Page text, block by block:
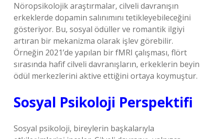
Nöropsikolojik araştırmalar, cilveli davranışın
erkeklerde dopamin salınımını tetikleyebileceğini
gösteriyor. Bu, sosyal ödüller ve romantik ilgiyi
artıran bir mekanizma olarak işlev görebilir.
Örneğin 2021’de yapılan bir fMRI çalışması, flört
sırasında hafif cilveli davranışların, erkeklerin beyin
ödül merkezlerini aktive ettiğini ortaya koymuştur.
Sosyal Psikoloji Perspektifi
Sosyal psikoloji, bireylerin başkalarıyla